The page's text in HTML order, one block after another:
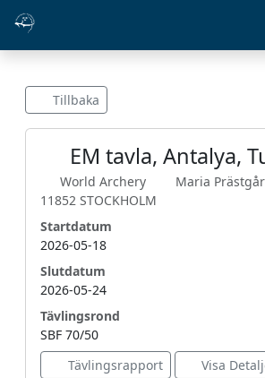
Tillbaka
EM tavla, Antalya,
World Archery
Maria
11852 STOCKHOLM
Startdatum
2026-05-18
Slutdatum
2026-05-24
Tävlingsrond
SBF 70/50
Tävlingsrapport
Visa